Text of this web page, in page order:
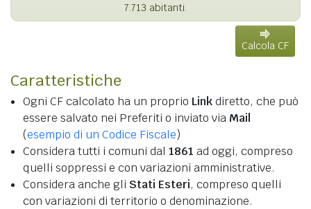
7.713 abitanti.
Calcola CF
Caratteristiche
Ogni CF calcolato ha un proprio Linkdiretto, che può
essere salvato nei Preferiti o inviato via Mail
(esempio di un Codice Fiscale)
Considera tutti i comuni dal 1861 ad oggi, compreso
quelli soppressi e con variazioni amministrative.
Considera anche gli Stati Esteri, compreso quelli
con variazioni di territorio o denominazione.